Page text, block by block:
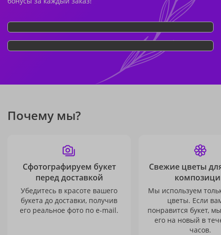
Почему мы?
Сфотографируем букет
перед доставкой
Убедитесь в красоте вашего
букета до доставки, получив
его реальное фото по e-mail.
Свежие цветы
Мы используем
цветы. Если
понравится букет,
его на новый в
часов.